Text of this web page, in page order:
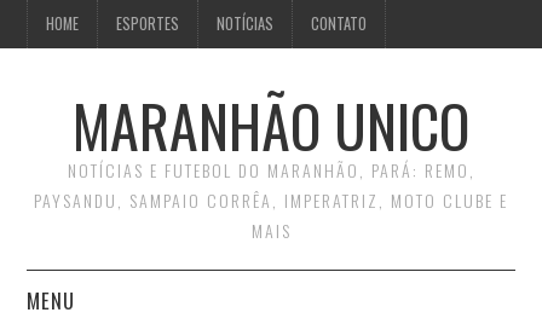
HOME ESPORTES NOTÍCIAS CONTATO
MARANHÃO UNICO
NOTÍCIAS E FUTEBOL DO MARANHÃO, PARÁ: REMO,
PAYSANDU, SAMPAIO CORRÊA, IMPERATRIZ, MOTO CLUBE E
MAIS
MENU